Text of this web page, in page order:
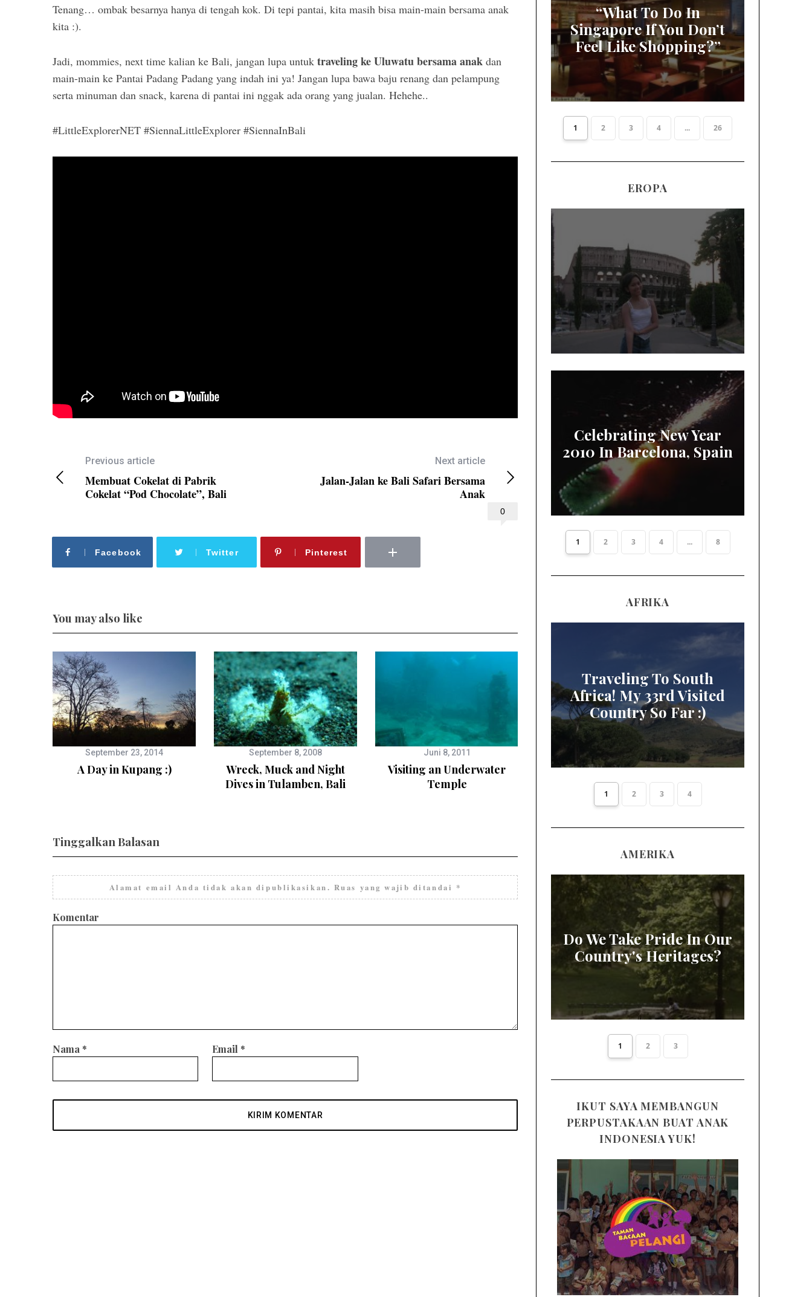
Tenang… ombak besarnya hanya di tengah kok. Di tepi pantai, kita masih bisa main-main bersama anak
kita :).
Jadi, mommies, next time kalian ke Bali, jangan lupa untuk traveling ke Uluwatu bersama anak dan
main-main ke Pantai Padang Padang yang indah ini ya! Jangan lupa bawa baju renang dan pelampung
serta minuman dan snack, karena di pantai ini nggak ada orang yang jualan. Hehehe..
#LittleExplorerNET #SiennaLittleExplorer #SiennaInBali
0
Previous article
Membuat Cokelat di Pabrik
Cokelat “Pod Chocolate”, Bali
Next article
Jalan-Jalan ke Bali Safari Bersama
Anak
Facebook Twitter Pinterest
You may also like
September 23, 2014
A Day in Kupang :)
September 8, 2008
Wreck, Muck and Night
Dives in Tulamben, Bali
Juni 8, 2011
Visiting an Underwater
Temple
Tinggalkan Balasan
Alamat email Anda tidak akan dipublikasikan. Ruas yang wajib ditandai *
Komentar
Nama * Email *
“What To Do In
Singapore If You Don’t
Feel Like Shopping?”
1 2 3 4 ... 26
EROPA
Celebrating New Year
2010 In Barcelona, Spain
1 2 3 4 ... 8
AFRIKA
Traveling To South
Africa! My 33rd Visited
Country So Far :)
1 2 3 4
AMERIKA
Do We Take Pride In Our
Country's Heritages?
1 2 3
IKUT SAYA MEMBANGUN
PERPUSTAKAAN BUAT ANAK
INDONESIA YUK!